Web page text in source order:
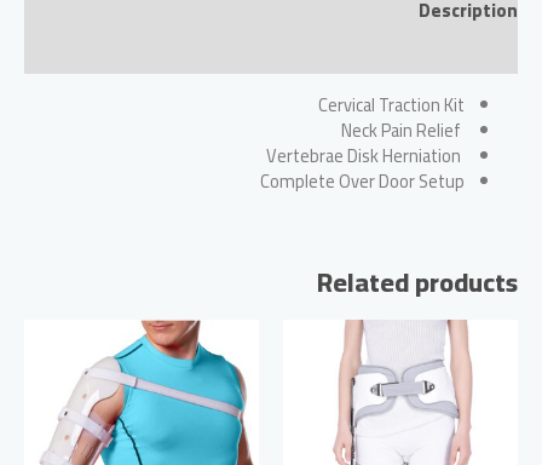
Description
Cervical Traction Kit
Complete Over Door Setup
Related products